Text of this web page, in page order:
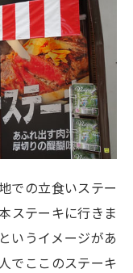
での立食いステー
ステーキに行きま
いうイメージがあ
でここのステーキ